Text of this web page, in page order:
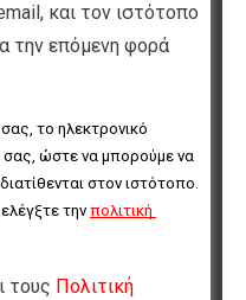
και τον ιστότοπο
την επόμενη φορά
το ηλεκτρονικό
σας, ώστε να μπορούμε να
στον ιστότοπο.
την πολιτική
τους Πολιτική